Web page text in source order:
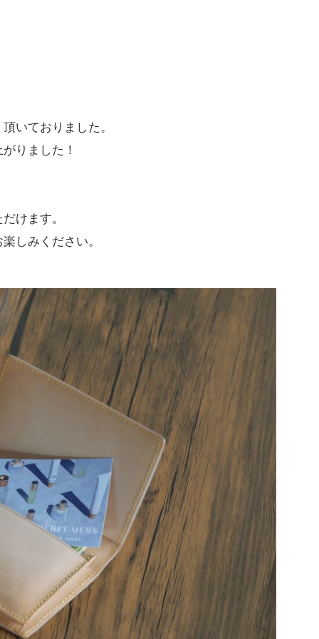
いておりました。
りました！
けます。
しみください。